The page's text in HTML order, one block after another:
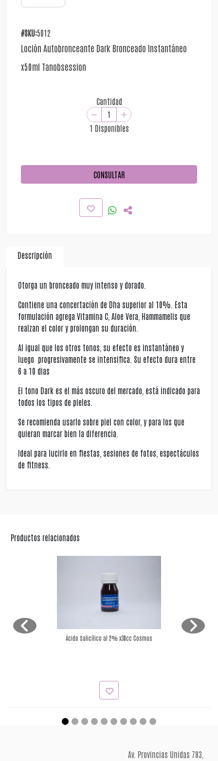
#SKU:5012
Loción Autobronceante Dark Bronceado Instantáneo
x50ml Tanobsession
Cantidad
1 Disponibles
CONSULTAR
Descripción
Otorga un bronceado muy intenso y dorado.
Contiene una concertación de Dha superior al 10%. Esta
formulación agrega Vitamina C, Aloe Vera, Hammamelis que
realzan el color y prolongan su duración.
Al igual que los otros tonos, su efecto es instantáneo y
luego progresivamente se intensifica. Su efecto dura entre
6 a 10 dias
El tono Dark es el más oscuro del mercado, está indicado para
todos los tipos de pieles.
Se recomienda usarlo sobre piel con color, y para los que
quieran marcar bien la diferencia.
Ideal para lucirlo en fiestas, sesiones de fotos, espectáculos
de fitness.
Productos relacionados
Ácido Salicílico al 2% x30cc Cosmos
Av. Provincias Unidas 783,